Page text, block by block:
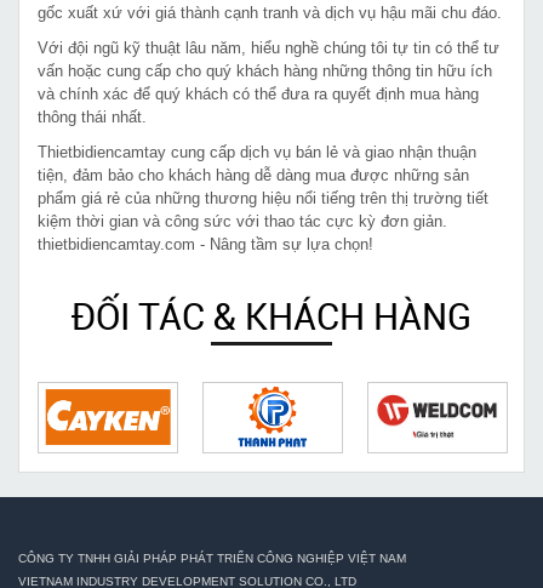
gốc xuất xứ với giá thành cạnh tranh và dịch vụ hậu mãi chu đáo.
Với đội ngũ kỹ thuật lâu năm, hiểu nghề chúng tôi tự tin có thể tư
vấn hoặc cung cấp cho quý khách hàng những thông tin hữu ích
và chính xác để quý khách có thể đưa ra quyết định mua hàng
thông thái nhất.
Thietbidiencamtay cung cấp dịch vụ bán lẻ và giao nhận thuận
tiện, đảm bảo cho khách hàng dễ dàng mua được những sản
phẩm giá rẻ của những thương hiệu nổi tiếng trên thị trường tiết
kiệm thời gian và công sức với thao tác cực kỳ đơn giản.
thietbidiencamtay.com - Nâng tầm sự lựa chọn!
ĐỐI TÁC & KHÁCH HÀNG
CÔNG TY TNHH GIẢI PHÁP PHÁT TRIỂN CÔNG NGHIỆP VIỆT NAM
VIETNAM INDUSTRY DEVELOPMENT SOLUTION CO., LTD